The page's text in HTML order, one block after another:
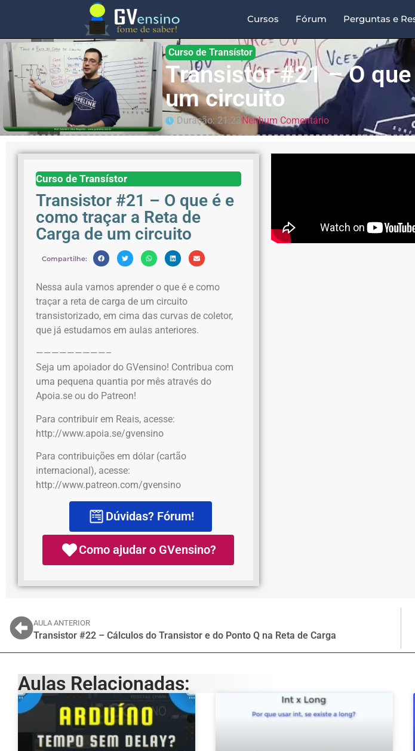
Cursos Fórum Perguntas e
Curso de Transístor
Transistor #21 – O
um circuito
Duração: 21:23Nenhum Comentário
Curso de Transístor
Transistor #21 – O que é e
como traçar a Reta de
Carga de um circuito
Compartilhe:
Nessa aula vamos aprender o que é e como
traçar a reta de carga de um circuito
transistorizado, em cima das curvas de coletor,
que já estudamos em aulas anteriores.
—————————–
Seja um apoiador do GVensino! Contribua com
uma pequena quantia por mês através do
Apoia.se ou do Patreon!
Para contribuir em Reais, acesse:
http://www.apoia.se/gvensino
Para contribuições em dólar (cartão
internacional), acesse:
http://www.patreon.com/gvensino
Dúvidas? Fórum!
Como ajudar o GVensino?
AULA ANTERIOR
Transistor #22 – Cálculos do Transistor e do Ponto Q na Reta de Carga
Aulas Relacionadas: